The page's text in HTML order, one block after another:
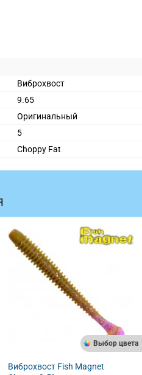
Виброхвост
9.65
Оригинальный
5
Choppy Fat
Выбор цвета
Виброхвост Fish Magnet